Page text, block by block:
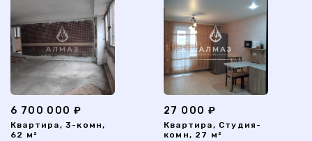
6 700 000 ₽
Квартира, 3-комн,
62 м²
27 000 ₽
Квартира, Студия-
комн, 27 м²